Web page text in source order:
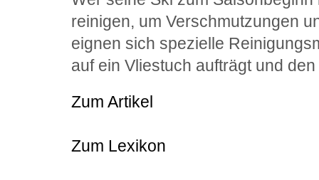
reinigen, um Verschmutzungen
eignen sich spezielle
auf ein Vliestuch aufträgt und
Zum Artikel
Zum Lexikon